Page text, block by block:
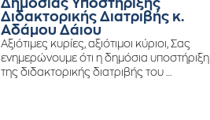
Δημόσιας Υποστήριξης
Διδακτορικής Διατριβής κ.
Αδάμου Δάιου
Αξιότιμες κυρίες, αξιότιμοι κύριοι, Σας
ενημερώνουμε ότι η δημόσια υποστήριξη
της διδακτορικής διατριβής του …